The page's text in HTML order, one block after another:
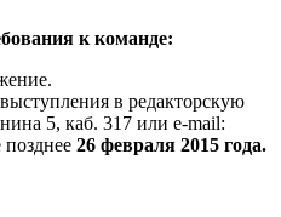
к команде:
в редакторскую
5, каб. 317 или e-mail:
позднее 26 февраля 2015 года.